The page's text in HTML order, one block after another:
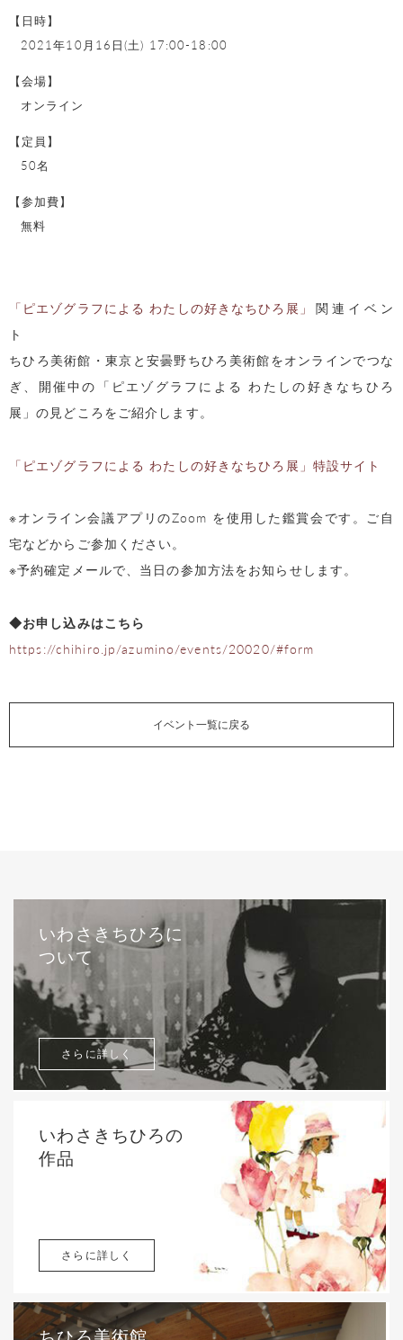
【日時】
2021年10月16日(土) 17:00-18:00
【会場】
オンライン
【定員】
50名
【参加費】
無料
「ピエゾグラフによる わたしの好きなちひろ展」 関連イベン
ト
ちひろ美術館・東京と安曇野ちひろ美術館をオンラインでつな
ぎ、開催中の「ピエゾグラフによる わたしの好きなちひろ
展」の見どころをご紹介します。
「ピエゾグラフによる わたしの好きなちひろ展」特設サイト
※オンライン会議アプリのZoom を使用した鑑賞会です。ご自
宅などからご参加ください。
※予約確定メールで、当日の参加方法をお知らせします。
◆お申し込みはこちら
https://chihiro.jp/azumino/events/20020/#form
イベント一覧に戻る
いわさきちひろに
ついて
さらに詳しく
いわさきちひろの
作品
さらに詳しく